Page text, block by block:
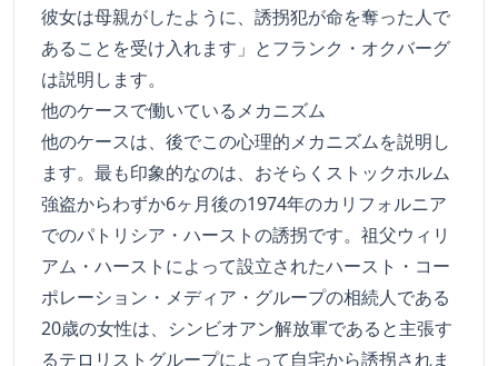
彼女は母親がしたように、誘拐犯が命を奪った人で
あることを受け入れます」とフランク・オクバーグ
は説明します。
他のケースで働いているメカニズム
他のケースは、後でこの心理的メカニズムを説明し
ます。最も印象的なのは、おそらくストックホルム
強盗からわずか6ヶ月後の1974年のカリフォルニア
でのパトリシア・ハーストの誘拐です。祖父ウィリ
アム・ハーストによって設立されたハースト・コー
ポレーション・メディア・グループの相続人である
20歳の女性は、シンビオアン解放軍であると主張す
るテロリストグループによって自宅から誘拐されま